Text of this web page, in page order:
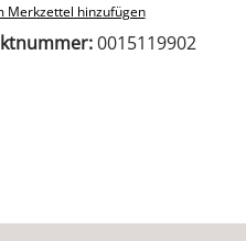
Merkzettel hinzufügen
0015119902